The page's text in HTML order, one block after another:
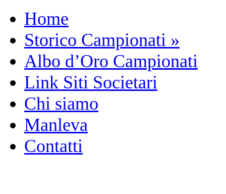
Home
Storico Campionati »
Albo d’Oro Campionati
Link Siti Societari
Chi siamo
Manleva
Contatti